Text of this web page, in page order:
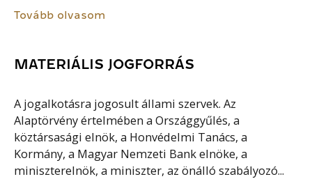
Tovább olvasom
MATERIÁLIS JOGFORRÁS
A jogalkotásra jogosult állami szervek. Az
Alaptörvény értelmében a Országgyűlés, a
köztársasági elnök, a Honvédelmi Tanács, a
Kormány, a Magyar Nemzeti Bank elnöke, a
miniszterelnök, a miniszter, az önálló szabályozó...